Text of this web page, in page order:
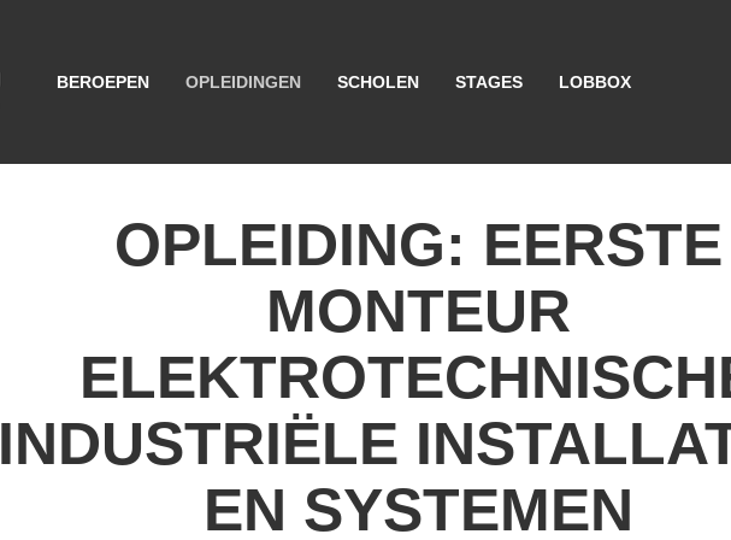
BEROEPEN OPLEIDINGEN SCHOLEN STAGES LOBBOX
OPLEIDING: EERSTE
MONTEUR
INDUSTRIËLE
EN SYSTEMEN